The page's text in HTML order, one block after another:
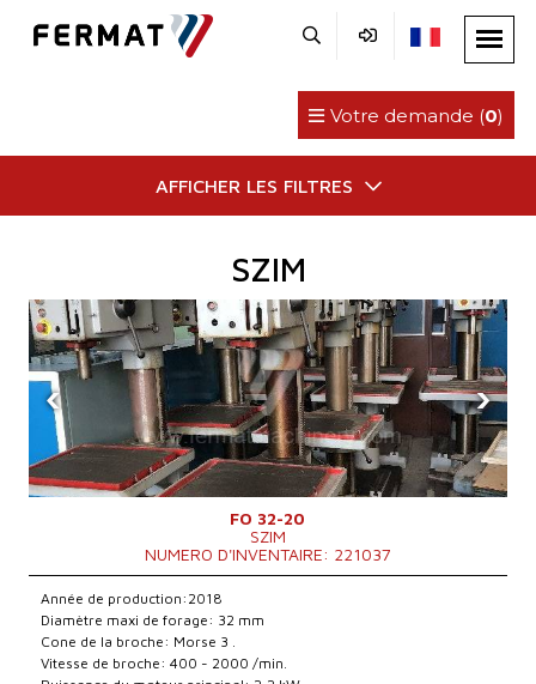
Votre demande (0)
AFFICHER LES FILTRES
SZIM
‹ ›
FO 32-20
SZIM
NUMERO D'INVENTAIRE: 221037
Année de production:2018
Diamètre maxi de forage: 32 mm
Cone de la broche: Morse 3 .
Vitesse de broche: 400 - 2000 /min.